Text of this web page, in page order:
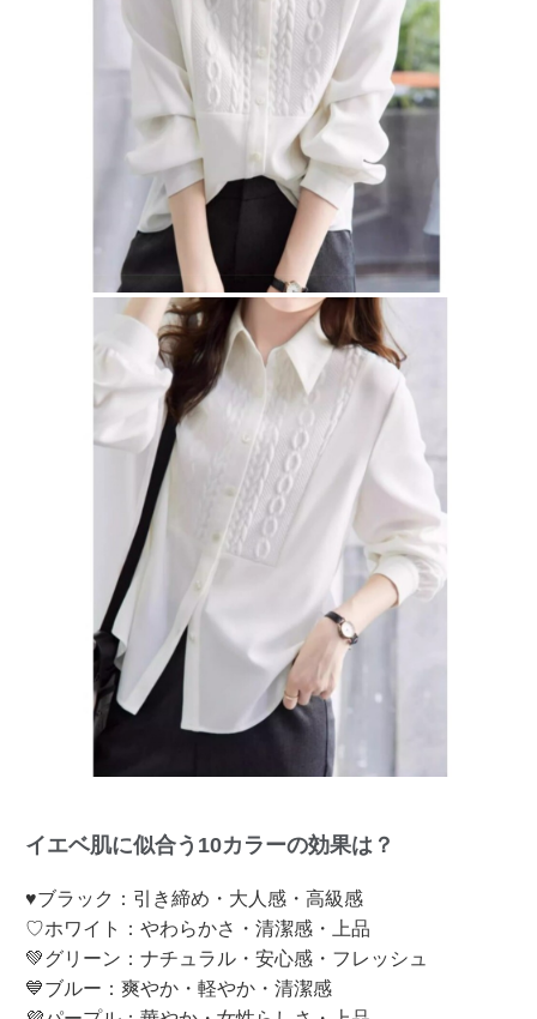
イエベ肌に似合う10カラーの効果は？
♥ブラック：引き締め・大人感・高級感
♡ホワイト：やわらかさ・清潔感・上品
💚グリーン：ナチュラル・安心感・フレッシュ
💙ブルー：爽やか・軽やか・清潔感